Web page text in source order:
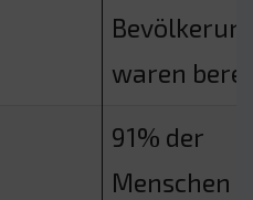
waren
91% der
Menschen